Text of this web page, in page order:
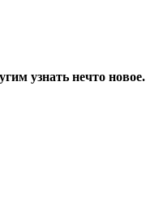
узнать нечто новое.